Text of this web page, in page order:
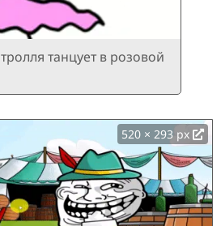
танцует в розовой
520 × 293 px